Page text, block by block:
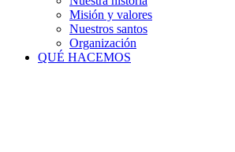
Misión y valores
Nuestros santos
Organización
QUÉ HACEMOS